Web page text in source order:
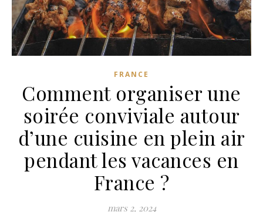
FRANCE
Comment organiser une
soirée conviviale autour
d’une cuisine en plein air
pendant les vacances en
France ?
mars 2, 2024